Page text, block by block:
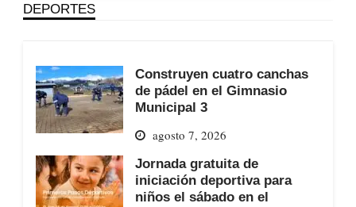
DEPORTES
Construyen cuatro canchas
de pádel en el Gimnasio
Municipal 3
agosto 7, 2026
Jornada gratuita de
iniciación deportiva para
niños el sábado en el